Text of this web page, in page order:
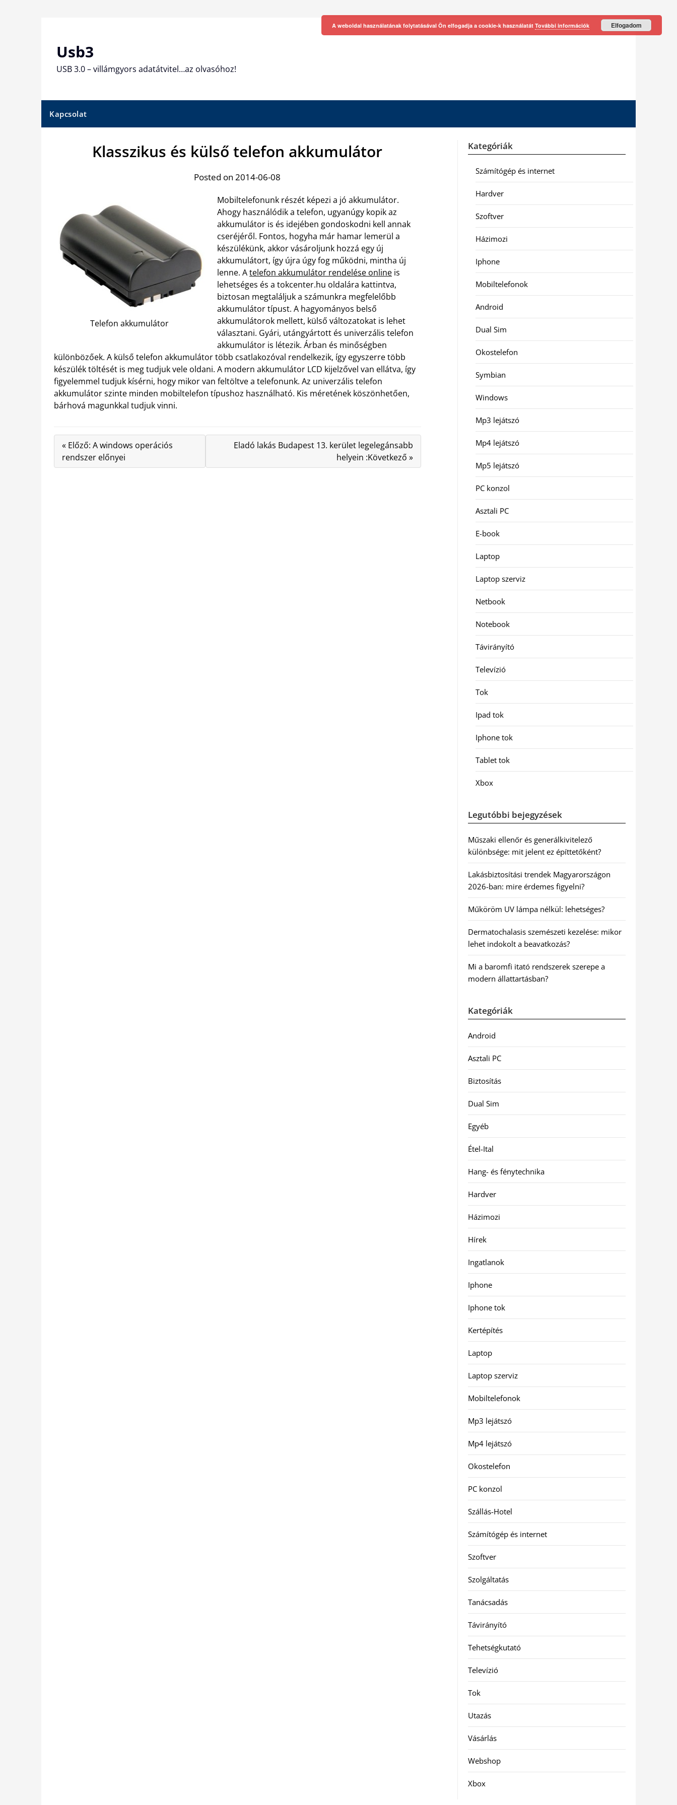
Usb3
USB 3.0 – villámgyors adatátvitel…az olvasóhoz!
Kapcsolat
Klasszikus és külső telefon akkumulátor
Posted on 2014-06-08
Telefon akkumulátor
Mobiltelefonunk részét képezi a jó akkumulátor.
Ahogy használódik a telefon, ugyanúgy kopik az
akkumulátor is és idejében gondoskodni kell annak
cseréjéről. Fontos, hogyha már hamar lemerül a
készülékünk, akkor vásároljunk hozzá egy új
akkumulátort, így újra úgy fog működni, mintha új
lenne. Atelefon akkumulátor rendelése online is
lehetséges és a tokcenter.hu oldalára kattintva,
biztosan megtaláljuk a számunkra megfelelőbb
akkumulátor típust. A hagyományos belső
akkumulátorok mellett, külső változatokat is lehet
választani. Gyári, utángyártott és univerzális telefon
akkumulátor is létezik. Árban és minőségben
különbözőek. A külső telefon akkumulátor több csatlakozóval rendelkezik, így egyszerre több
készülék töltését is meg tudjuk vele oldani. A modern akkumulátor LCD kijelzővel van ellátva, így
figyelemmel tudjuk kísérni, hogy mikor van feltöltve a telefonunk. Az univerzális telefon
akkumulátor szinte minden mobiltelefon típushoz használható. Kis méretének köszönhetően,
bárhová magunkkal tudjuk vinni.
« Előző: A windows operációs
rendszer előnyei
Eladó lakás Budapest 13. kerület legelegánsabb
helyein :Következő »
Kategóriák
Számítógép és internet
Hardver
Szoftver
Házimozi
Iphone
Mobiltelefonok
Android
Dual Sim
Okostelefon
Symbian
Windows
Mp3 lejátszó
Mp4 lejátszó
Mp5 lejátszó
PC konzol
Asztali PC
E-book
Laptop
Laptop szerviz
Netbook
Notebook
Távirányító
Televízió
Tok
Ipad tok
Iphone tok
Tablet tok
Xbox
Legutóbbi bejegyzések
Műszaki ellenőr és generálkivitelező
különbsége: mit jelent ez építtetőként?
Lakásbiztosítási trendek Magyarországon
2026-ban: mire érdemes figyelni?
Műköröm UV lámpa nélkül: lehetséges?
Dermatochalasis szemészeti kezelése: mikor
lehet indokolt a beavatkozás?
Mi a baromfi itató rendszerek szerepe a
modern állattartásban?
Kategóriák
Android
Asztali PC
Biztosítás
Dual Sim
Egyéb
Étel-Ital
Hang- és fénytechnika
Hardver
Házimozi
Hírek
Ingatlanok
Iphone
Iphone tok
Kertépítés
Laptop
Laptop szerviz
Mobiltelefonok
Mp3 lejátszó
Mp4 lejátszó
Okostelefon
PC konzol
Szállás-Hotel
Számítógép és internet
Szoftver
Szolgáltatás
Tanácsadás
Távirányító
Tehetségkutató
Televízió
Tok
Utazás
Vásárlás
Webshop
Xbox
A weboldal használatának folytatásával Ön elfogadja a cookie-k használatát További információk Elfogadom